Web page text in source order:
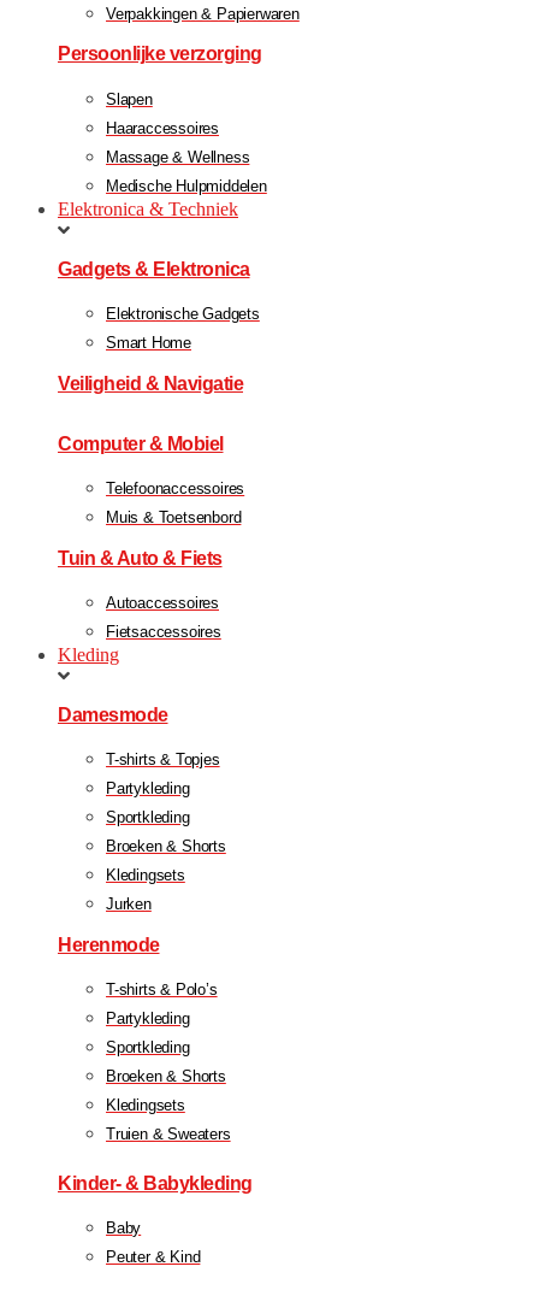
Verpakkingen & Papierwaren
Persoonlijke verzorging
Slapen
Haaraccessoires
Massage & Wellness
Medische Hulpmiddelen
Elektronica & Techniek
Gadgets & Elektronica
Elektronische Gadgets
Smart Home
Veiligheid & Navigatie
Computer & Mobiel
Telefoonaccessoires
Muis & Toetsenbord
Tuin & Auto & Fiets
Autoaccessoires
Fietsaccessoires
Kleding
Damesmode
T-shirts & Topjes
Partykleding
Sportkleding
Broeken & Shorts
Kledingsets
Jurken
Herenmode
T-shirts & Polo’s
Partykleding
Sportkleding
Broeken & Shorts
Kledingsets
Truien & Sweaters
Kinder- & Babykleding
Baby
Peuter & Kind